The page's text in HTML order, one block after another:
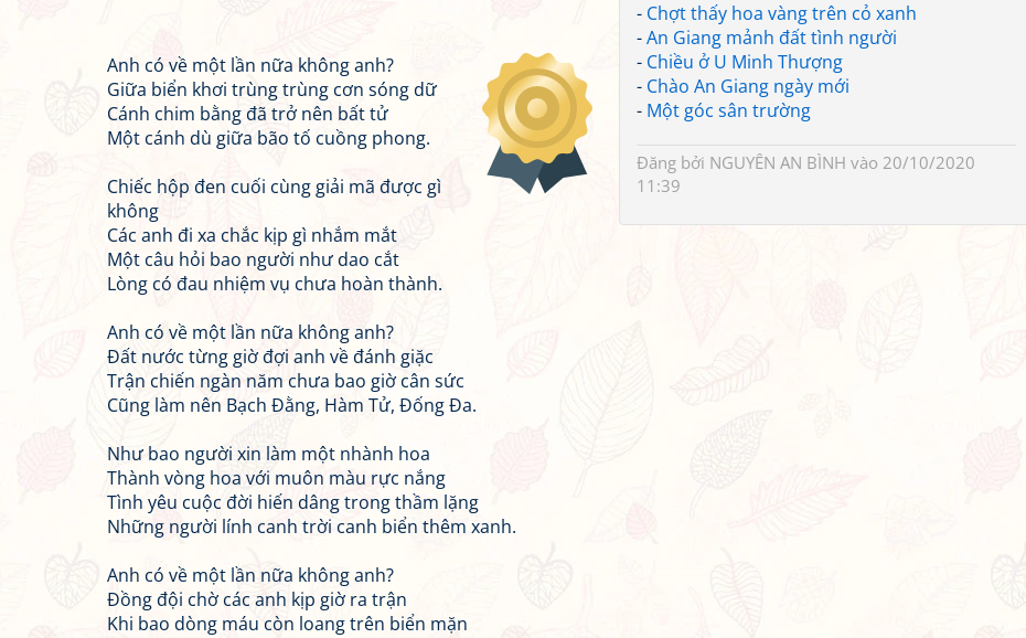
- Chợt thấy hoa vàng trên cỏ xanh
-An Giang mảnh đất tình người
- Chiều ở U Minh Thượng
- Chào An Giang ngày mới
- Một góc sân trường
Đăng bởi NGUYÊN AN BÌNH vào 20/10/2020
11:39
Anh có về một lần nữa không anh?
Giữa biển khơi trùng trùng cơn sóng dữ
Cánh chim bằng đã trở nên bất tử
Một cánh dù giữa bão tố cuồng phong.
Chiếc hộp đen cuối cùng giải mã được gì
không
Các anh đi xa chắc kịp gì nhắm mắt
Một câu hỏi bao người như dao cắt
Lòng có đau nhiệm vụ chưa hoàn thành.
Anh có về một lần nữa không anh?
Đất nước từng giờ đợi anh về đánh giặc
Trận chiến ngàn năm chưa bao giờ cân sức
Cũng làm nên Bạch Đằng, Hàm Tử, Đống Đa.
Như bao người xin làm một nhành hoa
Thành vòng hoa với muôn màu rực nắng
Tình yêu cuộc đời hiến dâng trong thầm lặng
Những người lính canh trời canh biển thêm xanh.
Anh có về một lần nữa không anh?
Đồng đội chờ các anh kịp giờ ra trận
Khi bao dòng máu còn loang trên biển mặn